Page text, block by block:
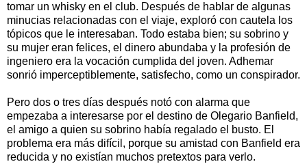
tomar un whisky en el club. Después de hablar de algunas
minucias relacionadas con el viaje, exploró con cautela los
tópicos que le interesaban. Todo estaba bien; su sobrino y
su mujer eran felices, el dinero abundaba y la profesión de
ingeniero era la vocación cumplida del joven. Adhemar
sonrió imperceptiblemente, satisfecho, como un conspirador.
Pero dos o tres días después notó con alarma que
empezaba a interesarse por el destino de Olegario Banfield,
el amigo a quien su sobrino había regalado el busto. El
problema era más difícil, porque su amistad con Banfield era
reducida y no existían muchos pretextos para verlo.